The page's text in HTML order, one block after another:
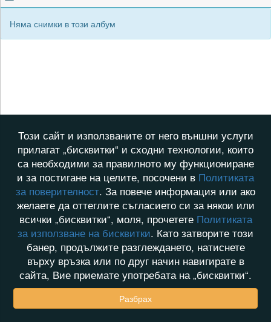
Няма снимки в този албум
Този сайт и използваните от него външни услуги
прилагат „бисквитки“ и сходни технологии, които
са необходими за правилното му функциониране
и за постигане на целите, посочени в Политиката
за поверителност. За повече информация или ако
желаете да оттеглите съгласието си за някои или
всички „бисквитки“, моля, прочетете Политиката
за използване на бисквитки. Като затворите този
банер, продължите разглеждането, натиснете
върху връзка или по друг начин навигирате в
сайта, Вие приемате употребата на „бисквитки“.
Разбрах